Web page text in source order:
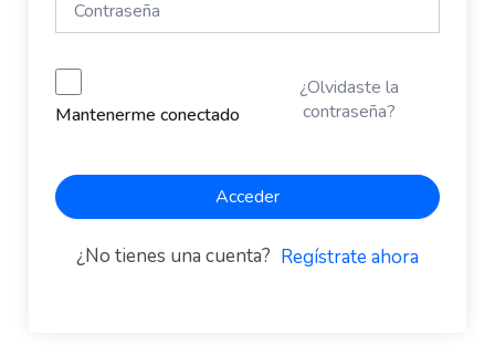
Mantenerme conectado
¿Olvidaste la
contraseña?
Acceder
¿No tienes una cuenta? Regístrate ahora